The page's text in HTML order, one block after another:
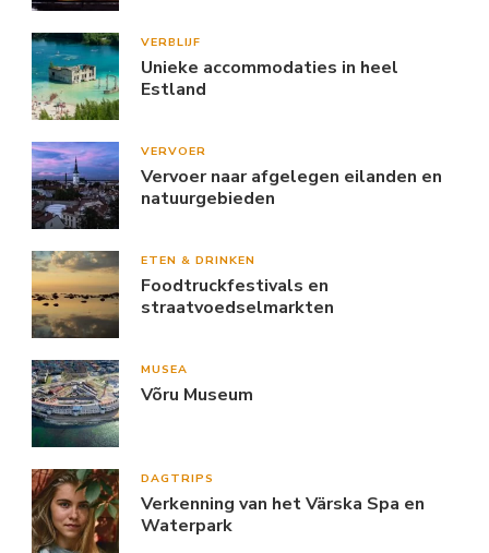
VERBLIJF
Unieke accommodaties in heel
Estland
VERVOER
Vervoer naar afgelegen eilanden en
natuurgebieden
ETEN & DRINKEN
Foodtruckfestivals en
straatvoedselmarkten
MUSEA
Võru Museum
DAGTRIPS
Verkenning van het Värska Spa en
Waterpark